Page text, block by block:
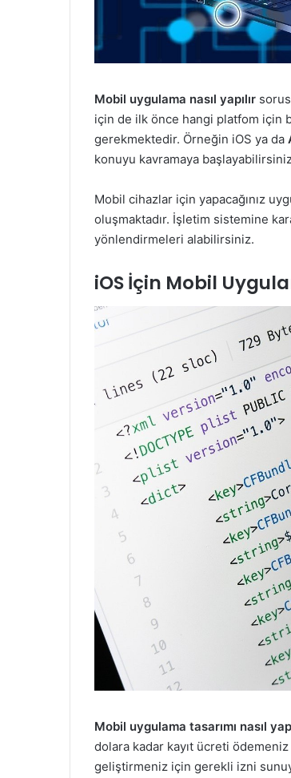
Mobil uygulama nasıl yapılır
için de ilk önce hangi platfom için
gerekmektedir. Örneğin iOS ya da
konuyu kavramaya
Mobil cihazlar için yapacağınız
oluşmaktadır. İşletim sistemine
yönlendirmeleri alabilirsiniz.
iOS İçin Mobil
Mobil uygulama tasarımı nasıl
dolara kadar kayıt ücreti
geliştirmeniz için gerekli izni